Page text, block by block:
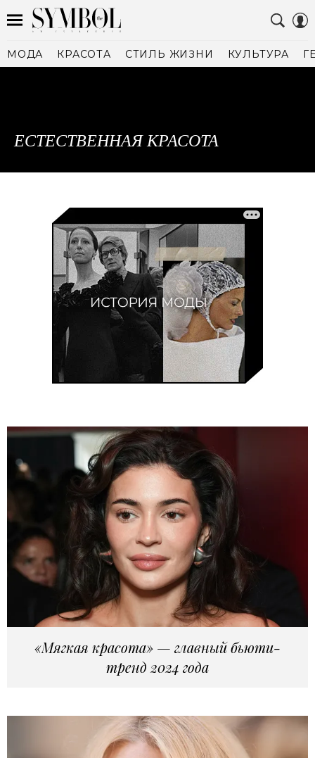
МОДА КРАСОТА СТИЛЬ ЖИЗНИ КУЛЬТУРА
ЕСТЕСТВЕННАЯ КРАСОТА
«Мягкая красота» — главный бьюти-
тренд 2024 года